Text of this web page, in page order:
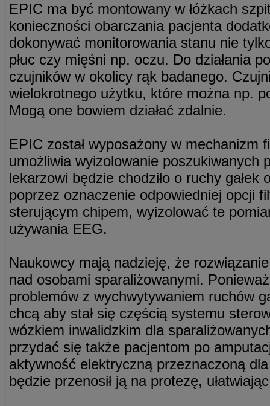
EPIC ma być montowany w łóżkach
konieczności obarczania pacjenta
dokonywać monitorowania stanu nie
płuc czy mięśni np. oczu. Do działania
czujników w okolicy rąk badanego.
wielokrotnego użytku, które można np.
Mogą one bowiem działać zdalnie.
EPIC został wyposażony w mechanizm
umożliwia wyizolowanie poszukiwanych
lekarzowi będzie chodziło o ruchy gałek
poprzez oznaczenie odpowiedniej opcji
sterującym chipem, wyizolować te
używania EEG.
Naukowcy mają nadzieję, że
nad osobami sparaliżowanymi.
problemów z wychwytywaniem ruchów
chcą aby stał się częścią systemu
wózkiem inwalidzkim dla
przydać się także pacjentom po
aktywność elektryczną przeznaczoną
będzie przenosił ją na protezę,